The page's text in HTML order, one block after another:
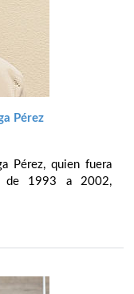
Pérez
Pérez, quien fuera
de 1993 a 2002,